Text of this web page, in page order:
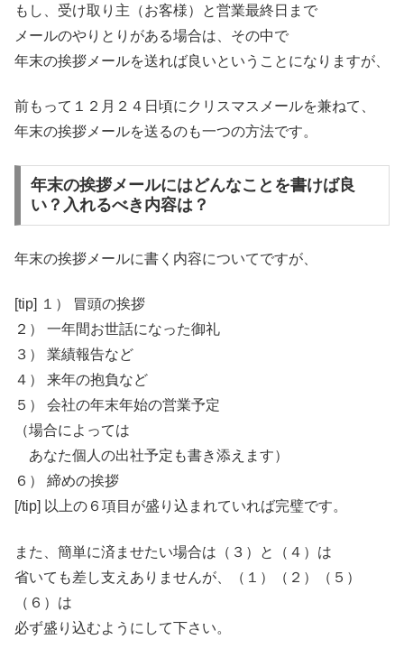
もし、受け取り主（お客様）と営業最終日まで
メールのやりとりがある場合は、その中で
年末の挨拶メールを送れば良いということになりますが、
前もって１２月２４日頃にクリスマスメールを兼ねて、
年末の挨拶メールを送るのも一つの方法です。
年末の挨拶メールにはどんなことを書けば良
い？入れるべき内容は？
年末の挨拶メールに書く内容についてですが、
[tip] １） 冒頭の挨拶
２） 一年間お世話になった御礼
３） 業績報告など
４） 来年の抱負など
５） 会社の年末年始の営業予定
（場合によっては
あなた個人の出社予定も書き添えます）
６） 締めの挨拶
[/tip] 以上の６項目が盛り込まれていれば完璧です。
また、簡単に済ませたい場合は（３）と（４）は
省いても差し支えありませんが、（１）（２）（５）
（６）は
必ず盛り込むようにして下さい。